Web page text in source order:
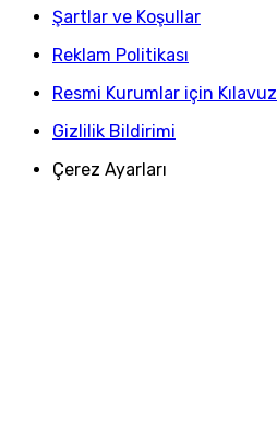
Şartlar ve Koşullar
Reklam Politikası
Resmi Kurumlar için Kılavuz
Gizlilik Bildirimi
Çerez Ayarları